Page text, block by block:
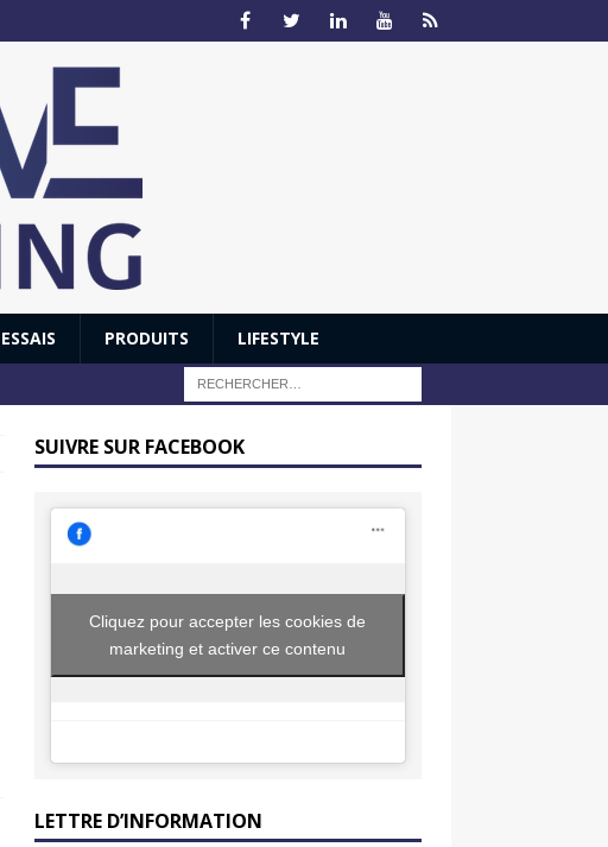
ESSAIS PRODUITS LIFESTYLE
SUIVRE SUR FACEBOOK
Cliquez pour accepter les cookies de
marketing et activer ce contenu
LETTRE D’INFORMATION